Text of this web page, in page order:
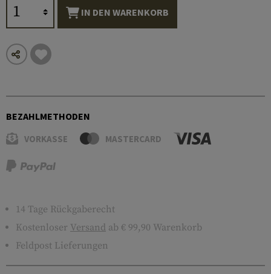
IN DEN WARENKORB
BEZAHLMETHODEN
VORKASSE MASTERCARD
14 Tage Rückgaberecht
Kostenloser Versand ab € 99,90 Warenkorb
Feldpost Lieferungen